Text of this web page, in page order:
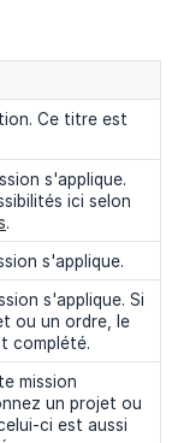
Ce titre est
s'applique.
ici selon
.
s'applique.
s'applique. Si
ou un ordre, le
complété.
mission
un projet ou
ci est aussi